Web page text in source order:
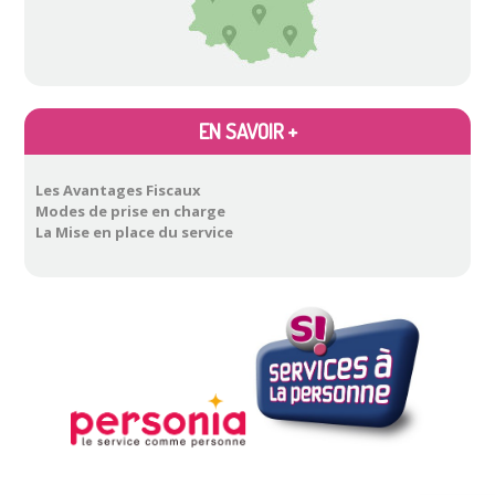
EN SAVOIR +
Les Avantages Fiscaux
Modes de prise en charge
La Mise en place du service